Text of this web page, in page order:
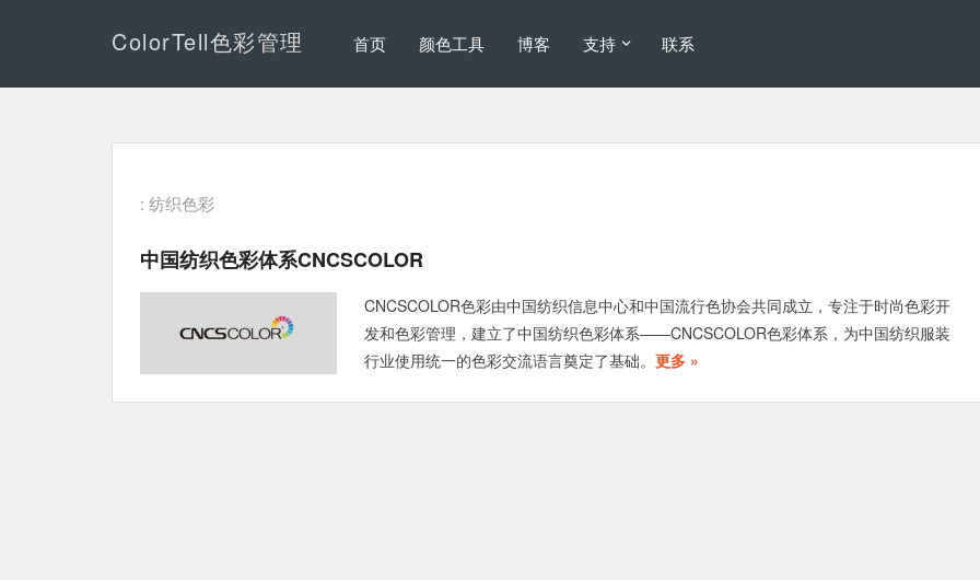
ColorTell色彩管理 首页 颜色工具 博客 支持 联系
: 纺织色彩
中国纺织色彩体系CNCSCOLOR
CNCSCOLOR色彩由中国纺织信息中心和中国流行色协会共同成立，专注于时尚色彩开
发和色彩管理，建立了中国纺织色彩体系——CNCSCOLOR色彩体系，为中国纺织服装
行业使用统一的色彩交流语言奠定了基础。 更多 »